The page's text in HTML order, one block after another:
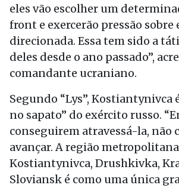
eles vão escolher um
front e exercerão pressão sobre
direcionada. Essa tem sido a
deles desde o ano passado”,
comandante ucraniano.
Segundo “Lys”, Kostiantynivca
no sapato” do exército russo.
conseguirem atravessá-la, não
avançar. A região
Kostiantynivca, Drushkivka,
Sloviansk é como uma única